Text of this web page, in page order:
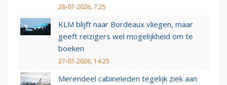
28-07-2026, 7:25
KLM blijft naar Bordeaux vliegen, maar
geeft reizigers wel mogelijkheid om te
boeken
27-07-2026, 14:25
Merendeel cabineleden tegelijk ziek aan